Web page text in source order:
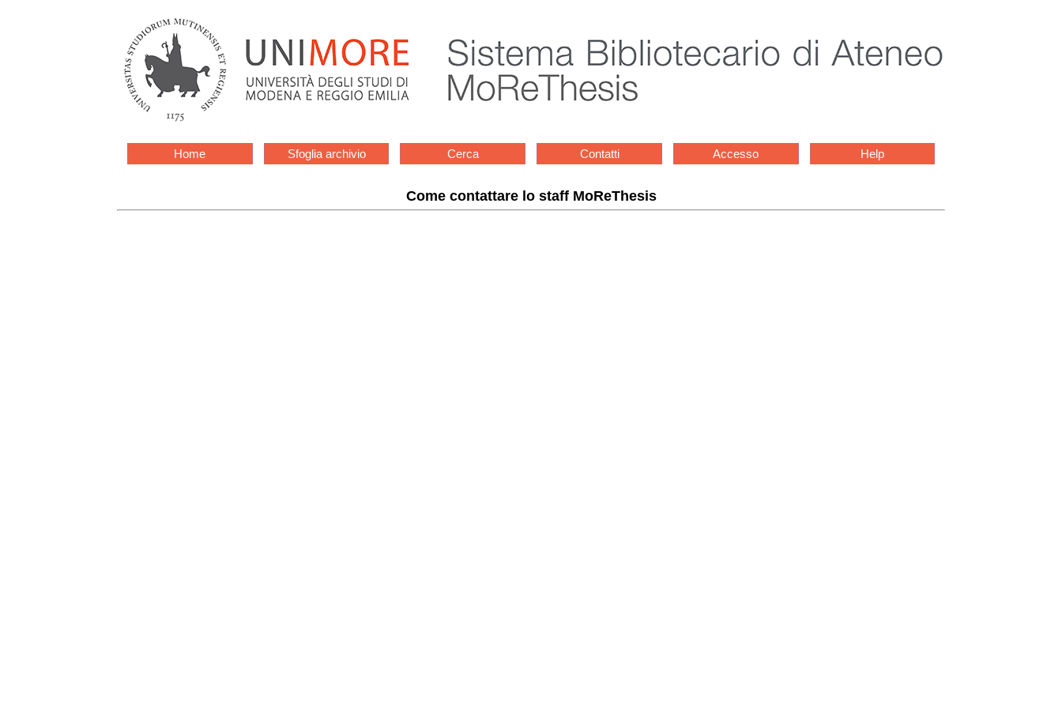
Home Sfoglia archivio Cerca Contatti Accesso Help
Come contattare lo staff MoReThesis